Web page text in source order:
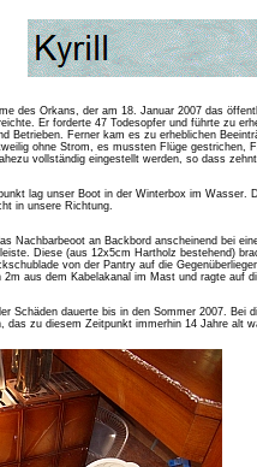
des Orkans, der am 18. Januar 2007 das
Er forderte 47 Todesopfer und führte zu
Betrieben. Ferner kam es zu erheblichen
ohne Strom, es mussten Flüge gestrichen,
vollständig eingestellt werden, so dass
lag unser Boot in der Winterbox im Wasser.
in unsere Richtung.
Nachbarbeoot an Backbord anscheinend bei
Diese (aus 12x5cm Hartholz bestehend)
von der Pantry auf die
2m aus dem Kabelakanal im Mast und ragte auf
Schäden dauerte bis in den Sommer 2007.
das zu diesem Zeitpunkt immerhin 14 Jahre alt